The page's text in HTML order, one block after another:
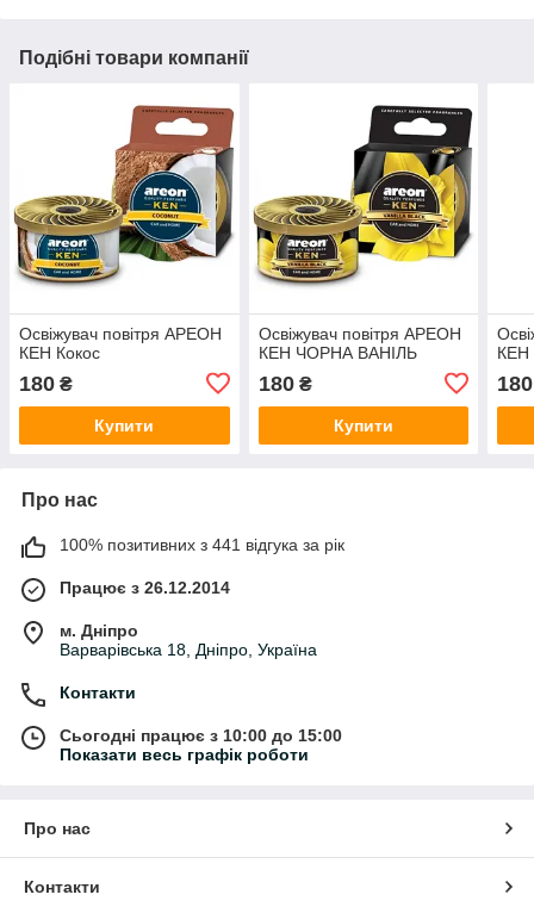
Подібні товари компанії
Освіжувач повітря АРЕОН
КЕН Кокос
180 ₴
Купити
Освіжувач повітря АРЕОН
КЕН ЧОРНА ВАНІЛЬ
180₴
Купити
КЕН
180
Про нас
100% позитивних з 441 відгука за рік
Працює з 26.12.2014
м. Дніпро
Варварівська 18, Дніпро, Україна
Контакти
Сьогодні працює з 10:00 до 15:00
Показати весь графік роботи
Про нас
Контакти